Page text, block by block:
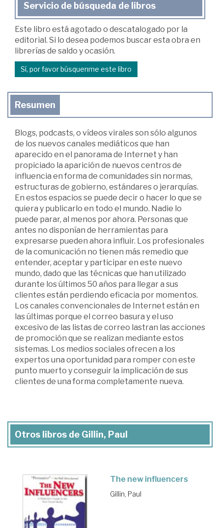
Servicio de búsqueda de libros
Este libro está agotado o descatalogado por la
editorial. Si lo desea podemos buscar esta obra en
librerías de saldo y ocasión.
Sí, por favor búsquenme este libro
Resumen
Blogs, podcasts, o vídeos virales son sólo algunos
de los nuevos canales mediáticos que han
aparecido en el panorama de Internet y han
propiciado la aparición de nuevos centros de
influencia en forma de comunidades sin normas,
estructuras de gobierno, estándares o jerarquías.
En estos espacios se puede decir o hacer lo que se
quiera y publicarlo en todo el mundo. Nadie lo
puede parar, al menos por ahora. Personas que
antes no disponían de herramientas para
expresarse pueden ahora influir. Los profesionales
de la comunicación no tienen más remedio que
entender, aceptar y participar en este nuevo
mundo, dado que las técnicas que han utilizado
durante los últimos 50 años para llegar a sus
clientes están perdiendo eficacia por momentos.
Los canales convencionales de Internet están en
las últimas porque el correo basura y el uso
excesivo de las listas de correo lastran las acciones
de promoción que se realizan mediante estos
sistemas. Los medios sociales ofrecen a los
expertos una oportunidad para romper con este
punto muerto y conseguir la implicación de sus
clientes de una forma completamente nueva.
Otros libros de Gillin, Paul
The new influencers
Gillin, Paul